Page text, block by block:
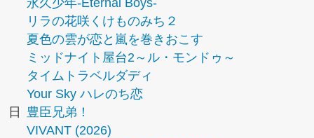
永久少年-Eternal Boys-
リラの花咲くけものみち２
夏色の雲が恋と嵐を巻きおこす
ミッドナイト屋台2～ル・モンドゥ～
タイムトラベルダディ
Your Sky ハレのち恋
日
豊臣兄弟！
VIVANT (2026)